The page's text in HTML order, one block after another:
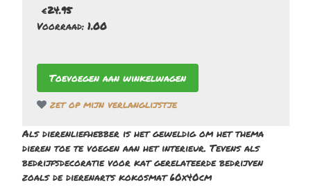
€24.95
Voorraad: 1.00
zet op mijn verlanglijstje
Als dierenliefhebber is het geweldig om het thema
dieren toe te voegen aan het interieur. Tevens als
bedrijfsdecoratie voor kat gerelateerde bedrijven
zoals de dierenarts kokosmat 60x40cm